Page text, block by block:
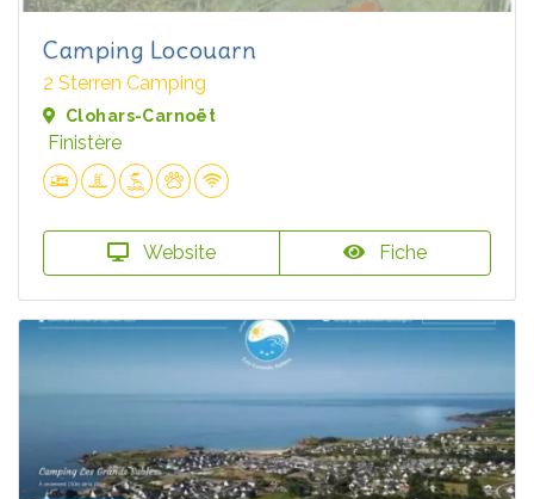
Camping Locouarn
2 Sterren Camping
Clohars-Carnoët
Finistère
Website Fiche